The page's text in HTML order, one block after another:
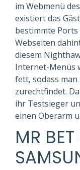
im Webmenü
existiert das
bestimmte
Webseiten
diesem
Internet-Menüs
fett, sodass
zurechtfindet.
ihr Testsieger
einen Oberarm
MR BET